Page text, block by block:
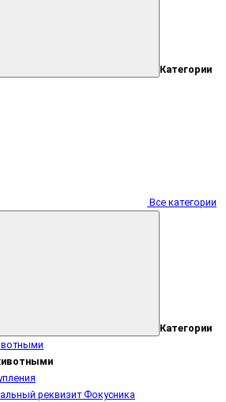
Категории
Все категории
Категории
реквизит Фокусника